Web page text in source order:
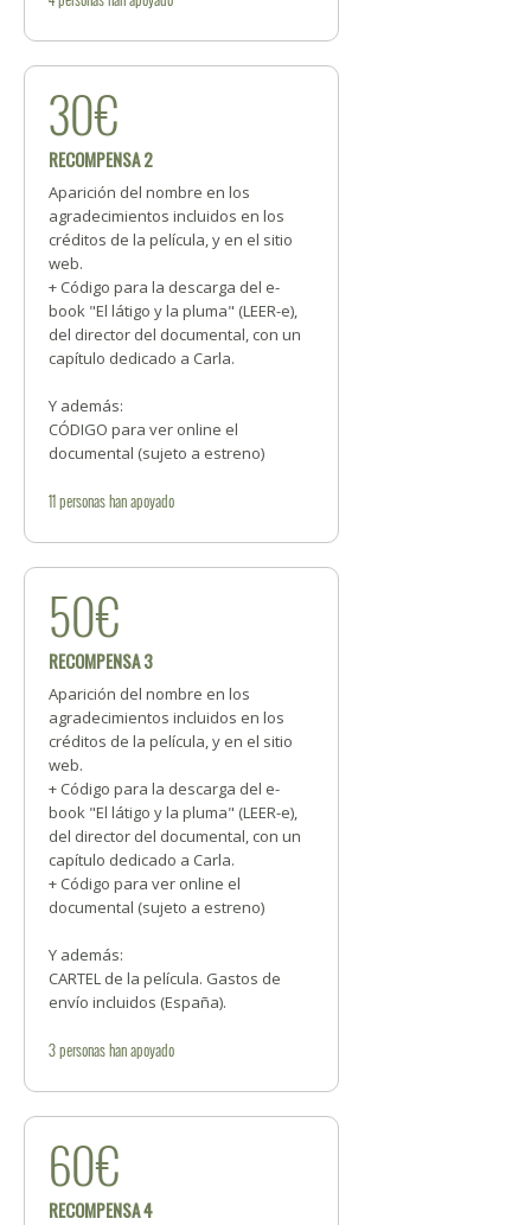
30€
RECOMPENSA 2
Aparición del nombre en los
agradecimientos incluidos en los
créditos de la película, y en el sitio
web.
+ Código para la descarga del e-
book "El látigo y la pluma" (LEER-e),
del director del documental, con un
capítulo dedicado a Carla.
Y además:
CÓDIGO para ver online el
documental (sujeto a estreno)
11personashan apoyado
50€
RECOMPENSA 3
Aparición del nombre en los
agradecimientos incluidos en los
créditos de la película, y en el sitio
web.
+ Código para la descarga del e-
book "El látigo y la pluma" (LEER-e),
del director del documental, con un
capítulo dedicado a Carla.
+ Código para ver online el
documental (sujeto a estreno)
Y además:
CARTEL de la película. Gastos de
envío incluidos (España).
3personashan apoyado
60€
RECOMPENSA 4